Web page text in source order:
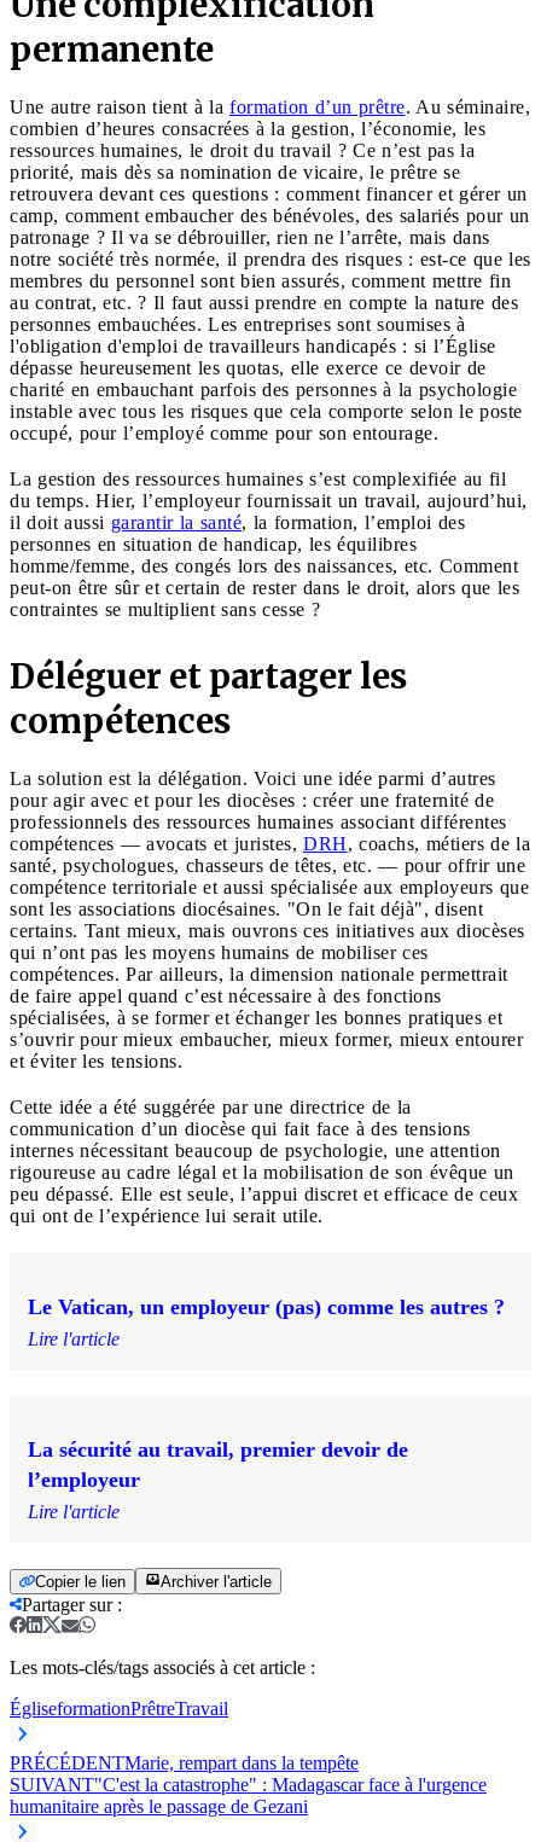
permanente
Une autre raison tient à la formation d’un prêtre. Au séminaire,
combien d’heures consacrées à la gestion, l’économie, les
ressources humaines, le droit du travail ? Ce n’est pas la
priorité, mais dès sa nomination de vicaire, le prêtre se
retrouvera devant ces questions : comment financer et gérer un
camp, comment embaucher des bénévoles, des salariés pour un
patronage ? Il va se débrouiller, rien ne l’arrête, mais dans
notre société très normée, il prendra des risques : est-ce que les
membres du personnel sont bien assurés, comment mettre fin
au contrat, etc. ? Il faut aussi prendre en compte la nature des
personnes embauchées. Les entreprises sont soumises à
l'obligation d'emploi de travailleurs handicapés : si l’Église
dépasse heureusement les quotas, elle exerce ce devoir de
charité en embauchant parfois des personnes à la psychologie
instable avec tous les risques que cela comporte selon le poste
occupé, pour l’employé comme pour son entourage.
La gestion des ressources humaines s’est complexifiée au fil
du temps. Hier, l’employeur fournissait un travail, aujourd’hui,
il doit aussi garantir la santé, la formation, l’emploi des
personnes en situation de handicap, les équilibres
homme/femme, des congés lors des naissances, etc. Comment
peut-on être sûr et certain de rester dans le droit, alors que les
contraintes se multiplient sans cesse ?
Déléguer et partager les
compétences
La solution est la délégation. Voici une idée parmi d’autres
pour agir avec et pour les diocèses : créer une fraternité de
professionnels des ressources humaines associant différentes
compétences — avocats et juristes, DRH, coachs, métiers de la
santé, psychologues, chasseurs de têtes, etc. — pour offrir une
compétence territoriale et aussi spécialisée aux employeurs que
sont les associations diocésaines. "On le fait déjà", disent
certains. Tant mieux, mais ouvrons ces initiatives aux diocèses
qui n’ont pas les moyens humains de mobiliser ces
compétences. Par ailleurs, la dimension nationale permettrait
de faire appel quand c’est nécessaire à des fonctions
spécialisées, à se former et échanger les bonnes pratiques et
s’ouvrir pour mieux embaucher, mieux former, mieux entourer
et éviter les tensions.
Cette idée a été suggérée par une directrice de la
communication d’un diocèse qui fait face à des tensions
internes nécessitant beaucoup de psychologie, une attention
rigoureuse au cadre légal et la mobilisation de son évêque un
peu dépassé. Elle est seule, l’appui discret et efficace de ceux
qui ont de l’expérience lui serait utile.
Le Vatican, un employeur (pas) comme les autres ?
Lire l'article
La sécurité au travail, premier devoir de
l’employeur
Lire l'article
Copier le lien Archiver l'article
Partager sur:
Les mots-clés/tags associés à cet article :
ÉgliseformationPrêtreTravail
PRÉCÉDENTMarie, rempart dans la tempête
SUIVANT"C'est la catastrophe" : Madagascar face à l'urgence
humanitaire après le passage de Gezani